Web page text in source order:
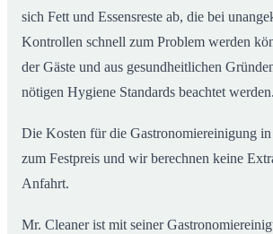
sich Fett und Essensreste ab, die bei
Kontrollen schnell zum Problem werden
der Gäste und aus gesundheitlichen
nötigen Hygiene Standards beachtet werden.
Die Kosten für die Gastronomiereinigung
zum Festpreis und wir berechnen keine
Anfahrt.
Mr. Cleaner ist mit seiner